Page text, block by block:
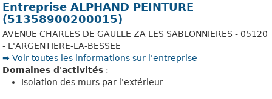
Entreprise ALPHAND PEINTURE
(51358900200015)
AVENUE CHARLES DE GAULLE ZA LES SABLONNIERES - 05120
- L'ARGENTIERE-LA-BESSEE
➡️ Voir toutes les informations sur l'entreprise
Domaines d'activités :
Isolation des murs par l'extérieur